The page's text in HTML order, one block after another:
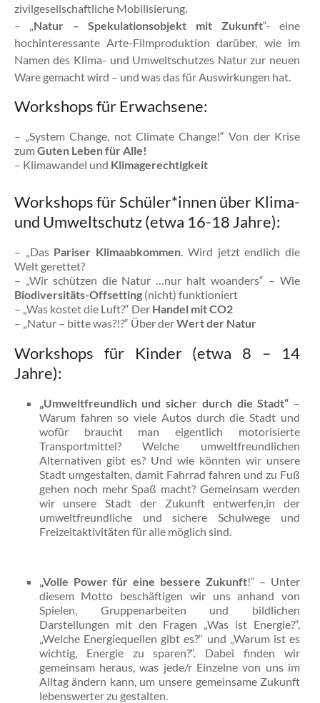
zivilgesellschaftliche Mobilisierung.
– „ Natur – Spekulationsobjekt mit Zukunft“- eine
hochinteressante Arte-Filmproduktion darüber, wie im
Namen des Klima- und Umweltschutzes Natur zur neuen
Ware gemacht wird – und was das für Auswirkungen hat.
Workshops für Erwachsene:
– „System Change, not Climate Change!“ Von der Krise
zumGuten Leben für Alle!
– Klimawandel und Klimagerechtigkeit
Workshops für Schüler*innen über Klima-
und Umweltschutz (etwa 16-18 Jahre):
– „Das Pariser Klimaabkommen . Wird jetzt endlich die
Welt gerettet?
– „Wir schützen die Natur …nur halt woanders“ – Wie
Biodiversitäts-Offsetting(nicht) funktioniert
– „Was kostet die Luft?“ Der Handel mit CO2
– „Natur – bitte was?!?“ Über derWert der Natur
Workshops für Kinder(etwa 8 – 14
Jahre):
„Umweltfreundlich und sicher durch die Stadt“ –
Warum fahren so viele Autos durchdie Stadt und
wofür braucht man eigentlich motorisierte
Transportmittel? Welche umweltfreundlichen
Alternativen gibt es? Und wie könnten wir unsere
Stadt umgestalten, damit Fahrrad fahren und zu Fuß
gehen noch mehr Spaß macht? Gemeinsam werden
wir unsere Stadt der Zukunft entwerfen,in der
umweltfreundliche und sichere Schulwege und
Freizeitaktivitäten für alle möglich sind.
„Volle Power für eine bessere Zukunft!“ – Unter
diesem Motto beschäftigen wir uns anhand von
Spielen, Gruppenarbeiten und bildlichen
Darstellungen mit den Fragen „Was ist Energie?“,
„Welche Energiequellen gibt es?“ und „Warum ist es
wichtig, Energie zu sparen?“. Dabei finden wir
gemeinsam heraus, was jede/r Einzelne von uns im
Alltag ändern kann, um unsere gemeinsame Zukunft
lebenswerter zu gestalten.